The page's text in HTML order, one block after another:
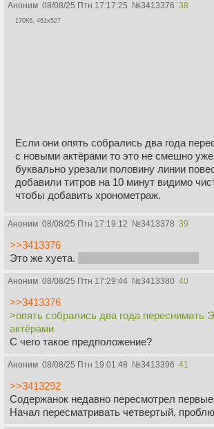
Аноним 08/08/25 Птн 17:17:25 №3413376 38
170Кб, 461x527
Если они опять собрались два года
с новыми актёрами то это не смешно
буквально урезали половину линии
добавили титров на 10 минут видимо
чтобы добавить хронометраж.
Аноним 08/08/25 Птн 17:19:12 №3413378 39
>>3413376
Это же хуета.
Аноним 08/08/25 Птн 17:29:44 №3413380 40
>>3413376
>опять собрались два года переснимать
актёрами
С чего такое предположение?
Аноним 08/08/25 Птн 19:01:48 №3413396 41
>>3413292
Содержанок недавно пересмотрел первые
Начал пересматривать четвертый,